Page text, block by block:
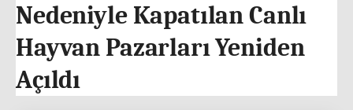
Nedeniyle Kapatılan Canlı
Hayvan Pazarları Yeniden
Açıldı